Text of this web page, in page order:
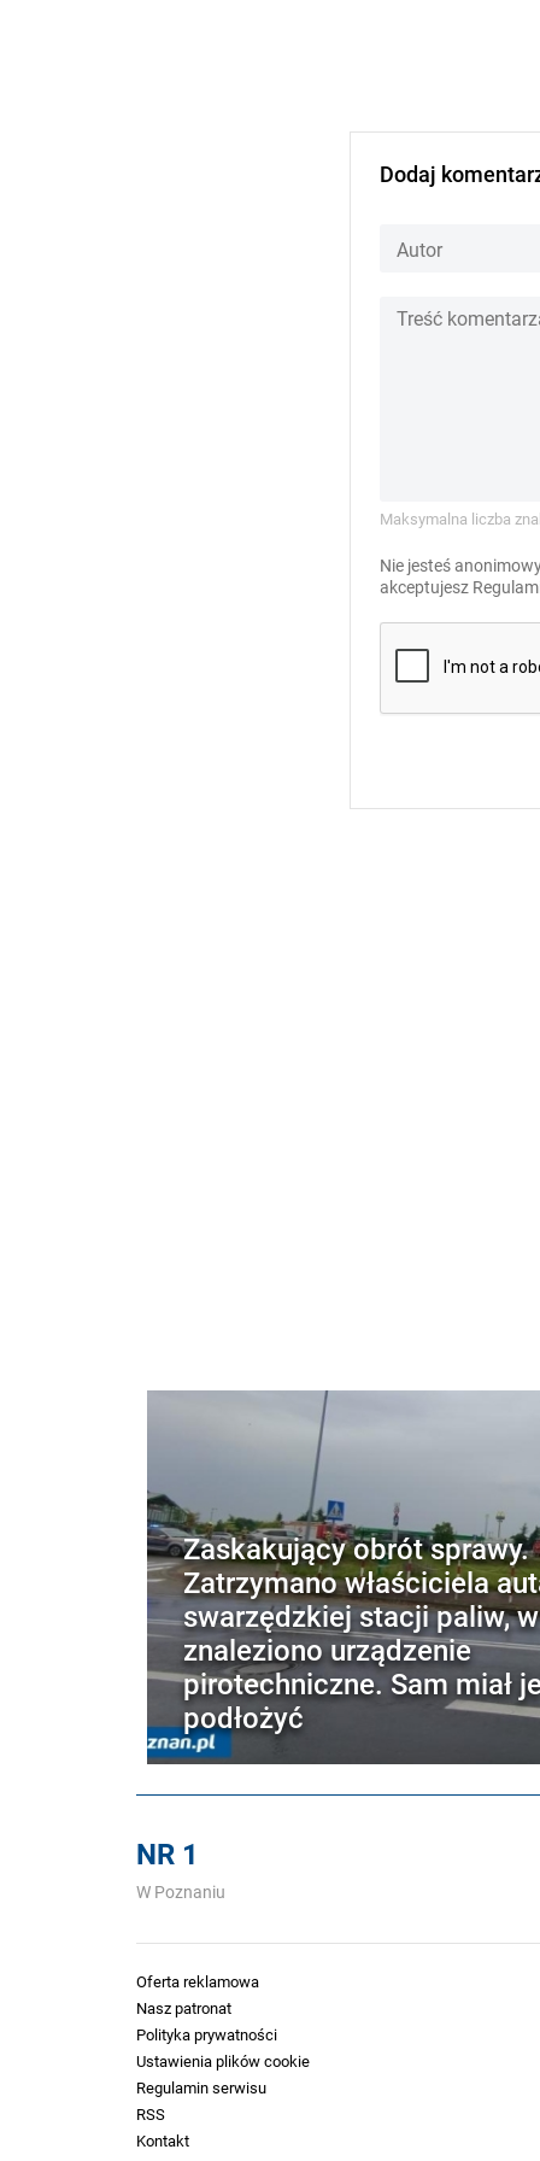
Dodaj
Maksymalna liczba
Nie jesteś
akceptujesz
Zaskakujący obrót sprawy.
Zatrzymano właściciela
swarzędzkiej stacji paliw,
znaleziono urządzenie
pirotechniczne. Sam miał
podłożyć
NR 1
W Poznaniu
Oferta reklamowa
Nasz patronat
Polityka prywatności
Ustawienia plików cookie
Regulamin serwisu
RSS
Kontakt